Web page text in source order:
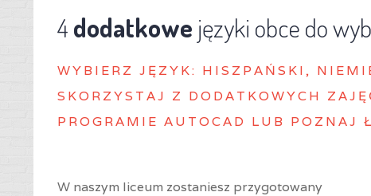
4dodatkowe języki obce do
WYBIERZ J ĘZYK: HISZPAŃSKI,
SKORZYSTAJ Z DODATKOWYCH
PROGRAMIE AUTOCAD LUB POZNAJ
W naszym liceum zostaniesz przygotowany